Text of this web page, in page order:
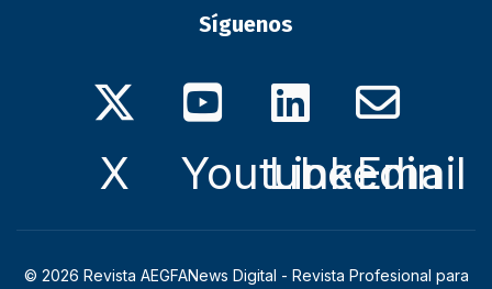
Síguenos
X YoutubeLinkedin
Email
© 2026 Revista AEGFANews Digital - Revista Profesional para